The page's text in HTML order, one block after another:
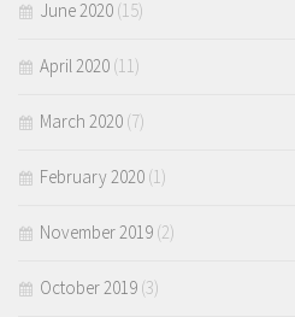
June 2020 (15)
April 2020 (11)
March 2020 (7)
February 2020 (1)
November 2019 (2)
October 2019 (3)